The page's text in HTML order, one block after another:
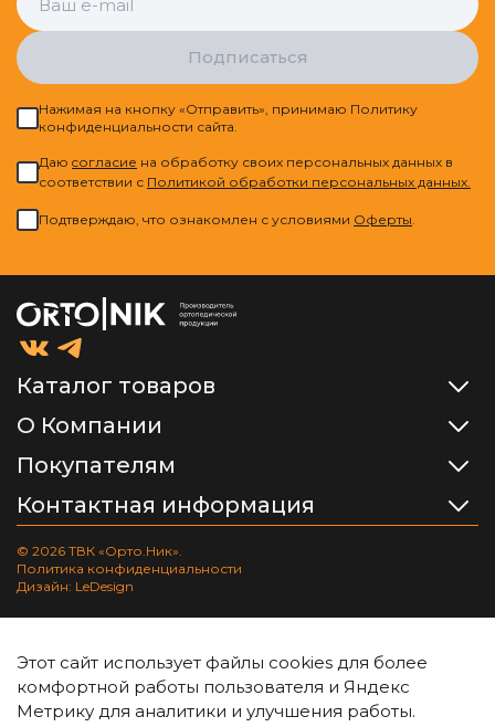
Подписаться
Нажимая на кнопку «Отправить», принимаю Политику
конфиденциальности сайта.
Даю cогласие на обработку своих персональных данных в
соответствии с Политикой обработки персональных данных.
Подтверждаю, что ознакомлен с условиями Оферты.
Каталог товаров
О Компании
Покупателям
Контактная информация
© 2026 ТВК «Орто.Ник».
Политика конфиденциальности
Дизайн: LeDesign
Этот сайт использует файлы cookies для более
комфортной работы пользователя и Яндекс
Метрику для аналитики и улучшения работы.